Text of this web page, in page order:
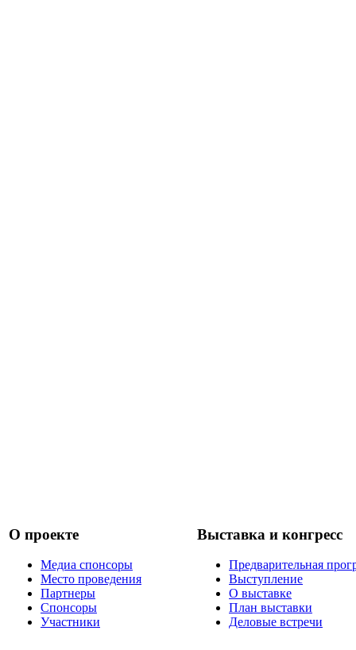
О проекте
Медиа спонсоры
Место проведения
Партнеры
Спонсоры
Участники
Выставка и конгресс
Предварительная
Выступление
О выставке
План выставки
Деловые встречи